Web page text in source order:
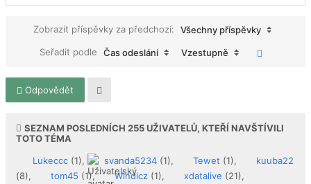
Zobrazit příspěvky za předchozí:
Všechny příspěvky
Seřadit podle
Čas odeslání Vzestupně
Odpovědět
SEZNAM POSLEDNÍCH 255UŽIVATELŮ, KTEŘÍ NAVŠTÍVILI
TOTO TÉMA
Lukeccc (1), svanda5234 (1), Tewet (1),
kuuba22
(8),
tom45 (1), Windicz (1), xdatalive (21),